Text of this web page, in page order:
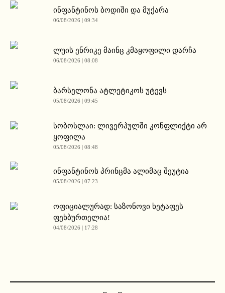
ინფანტინოს ბოდიში და მუქარა
06/08/2026 | 09:34
ლუის ენრიკე მაინც კმაყოფილი დარჩა
06/08/2026 | 08:08
ბარსელონა ატლეტიკოს უტევს
05/08/2026 | 09:45
სობოსლაი: ლივერპულში კონფლიქტი არ
ყოფილა
05/08/2026 | 08:48
ინფანტინოს პრინცმა ალიმაც შეუტია
05/08/2026 | 07:23
ოფიციალურად: საზონოვი ხეტაფეს
ფეხბურთელია!
04/08/2026 | 17:28